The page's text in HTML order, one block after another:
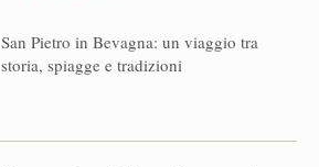
San Pietro in Bevagna: un viaggio tra
storia, spiagge e tradizioni